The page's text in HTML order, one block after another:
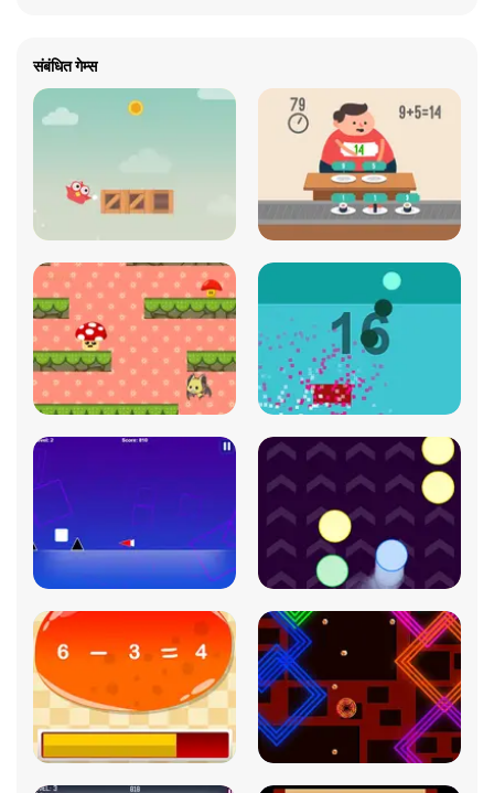
संबंधित गेम्स